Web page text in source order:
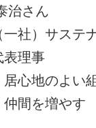
治さん
ステナブ
理事
心地のよい
増やす